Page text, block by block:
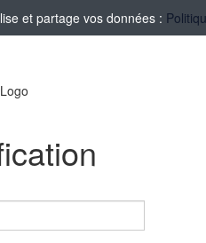
et partage vos données :